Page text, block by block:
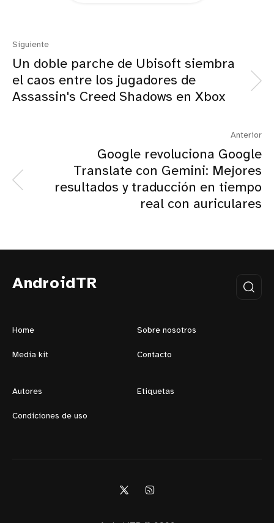
Siguiente
Un doble parche de Ubisoft siembra
el caos entre los jugadores de
Assassin's Creed Shadows en Xbox
Anterior
Google revoluciona Google
Translate con Gemini: Mejores
resultados y traducción en tiempo
real con auriculares
AndroidTR
Home Sobre nosotros
Media kit Contacto
Autores Etiquetas
Condiciones de uso